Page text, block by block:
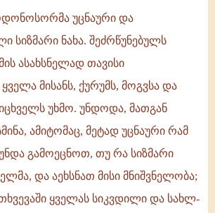
უცნაური და
სიზმარი ნახა. შეძრწუნებულს
ასახსნელად თავისი
მისანს, ქურუმს, მოგვსა და
უხმო. უნდოდა, მათგან
ამიტომაც, მეტად უცნაური რამ
გამოეცნოთ, თუ რა სიზმარი
და აეხსნათ მისი მნიშვნელობა;
ყველას სიკვდილი და სახლ-